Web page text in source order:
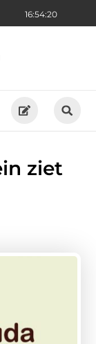
16:54:22
ziet